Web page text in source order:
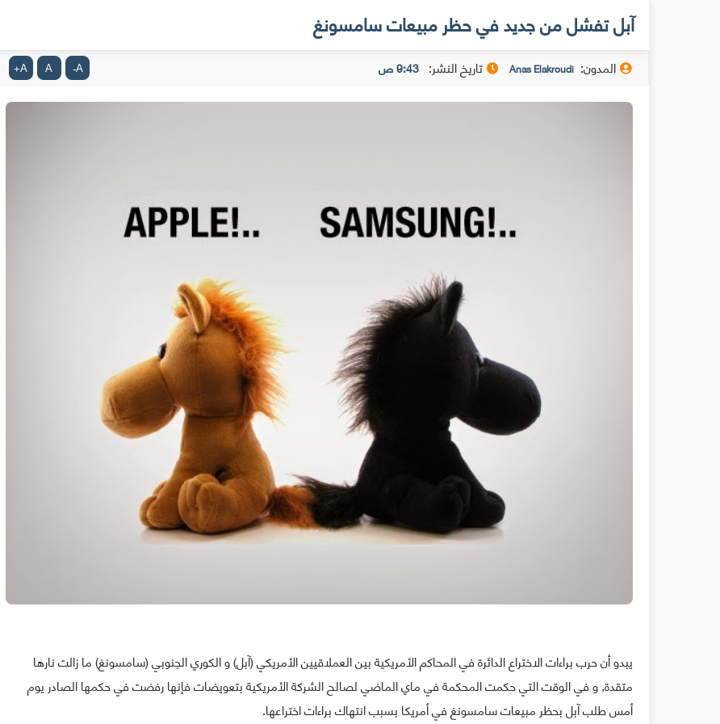
آبل تفشل من جديد في حظر مبيعات سامسونغ
المدون: Anas Elakroudi تاريخ النشر: 9:43 ص A
-
A
A
+
يبدو أن حرب براءات الاختراع الدائرة في المحاكم الأمريكية بين العملاقيين الأمريكي (آبل) و الكوري الجنوبي (سامسونغ) ما زالت نارها
متقدة, و في الوقت التي حكمت المحكمة في ماي الماضي لصالح الشركة الأمريكية بتعويضات فإنها رفضت في حكمها الصادر يوم
أمس طلب آبل بحظر مبيعات سامسونغ في أمريكا بسبب انتهاك براءات اختراعها.